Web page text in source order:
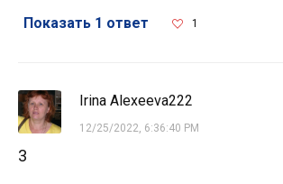
Показать 1 ответ 1
Irina Alexeeva222
12/25/2022, 6:36:40 PM
3